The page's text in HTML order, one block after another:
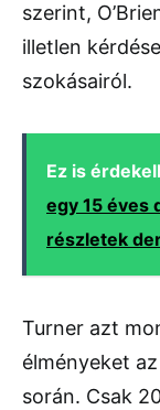
szerint,
illetlen
szokásairól.
Ez is
egy 15 éves
részletek
Turner azt
élményeket
során. Csak